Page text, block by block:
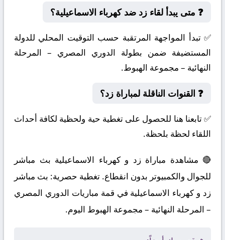
❓ متى يبدأ لقاء زد ضد كهرباء الاسماعيلية؟
✅ تبدأ المواجهة المرتقبة حسب التوقيت المحلي للدولة
المستضيفة ضمن بطولة الدوري المصري – المرحلة
النهائية – مجموعة الهبوط.
❓ القنوات الناقلة لمباراة زد؟
✅ تابعنا هنا للحصول على تغطية حية ولحظية لكافة أحداث
اللقاء لحظة بلحظة.
🔴 مشاهدة مباراة زد و كهرباء الاسماعيلية بث مباشر
للجوال والكمبيوتر بدون انقطاع. تغطية حصرية: بث مباشر
زد و كهرباء الاسماعيلية في قمة مباريات الدوري المصري
– المرحلة النهائية – مجموعة الهبوط اليوم.